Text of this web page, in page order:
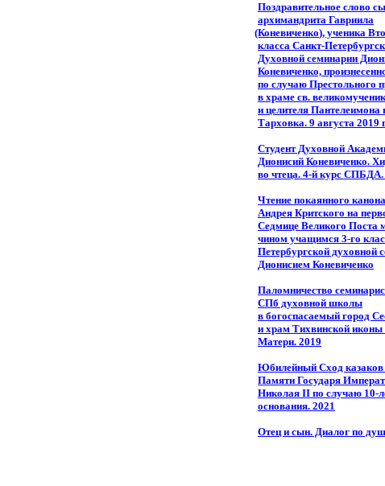
Поздравительное слово
архимандрита Гавриила
(Коневиченко), ученика
класса Санкт-
Духовной семинарии
Коневиченко,
по случаю Престольного
в храме св.
и целителя Пантелеимона
Тарховка. 9 августа 2019
Студент Духовной
Дионисий Коневиченко.
во чтеца. 4-й курс СПБДА.
Чтение покаянного
Андрея Критского на
Седмице Великого Поста
чином учащимся 3-го
Петербургской духовной
Дионисием Коневиченко
Паломничество
СПб духовной школы
в богоспасаемый город
и храм Тихвинской
Матери. 2019
Юбилейный Сход казаков
Памяти Государя
Николая II по случаю 10-
основания. 2021
Отец и сын. Диалог по